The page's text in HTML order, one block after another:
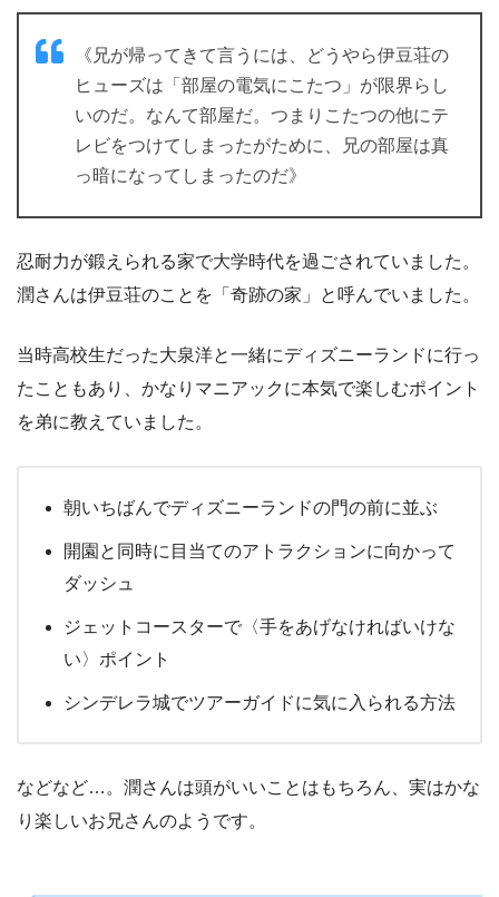
《兄が帰ってきて言うには、どうやら伊豆荘の
ヒューズは「部屋の電気にこたつ」が限界らし
いのだ。なんて部屋だ。つまりこたつの他にテ
レビをつけてしまったがために、兄の部屋は真
っ暗になってしまったのだ》
忍耐力が鍛えられる家で大学時代を過ごされていました。
潤さんは伊豆荘のことを「奇跡の家」と呼んでいました。
当時高校生だった大泉洋と一緒にディズニーランドに行っ
たこともあり、かなりマニアックに本気で楽しむポイント
を弟に教えていました。
朝いちばんでディズニーランドの門の前に並ぶ
開園と同時に目当てのアトラクションに向かって
ダッシュ
ジェットコースターで〈手をあげなければいけな
い〉ポイント
シンデレラ城でツアーガイドに気に入られる方法
などなど…。潤さんは頭がいいことはもちろん、実はかな
り楽しいお兄さんのようです。